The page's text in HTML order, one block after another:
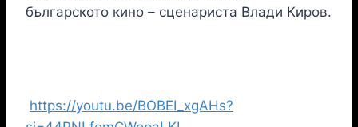
българското кино – сценариста Влади Киров.
https://youtu.be/BOBEI_xgAHs?